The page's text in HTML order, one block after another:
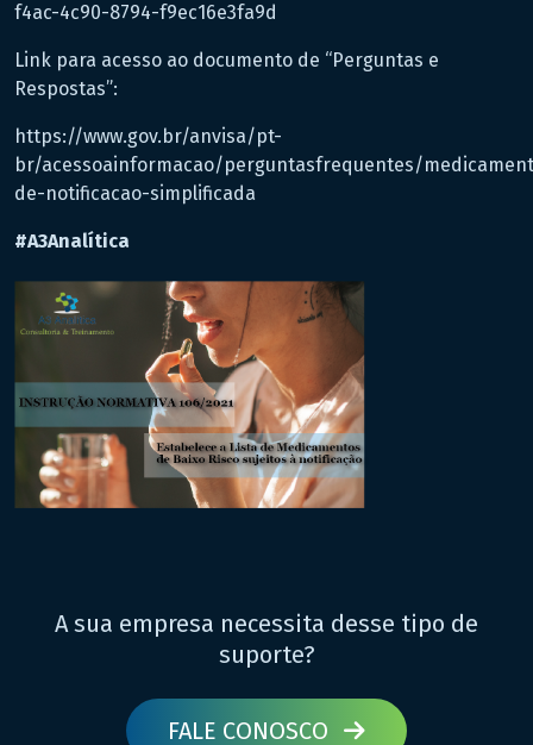
f4ac-4c90-8794-f9ec16e3fa9d
Link para acesso ao documento de “Perguntas e
Respostas”:
https://www.gov.br/anvisa/pt-
br/acessoainformacao/perguntasfrequentes/
de-notificacao-simplificada
#A3Analítica
A sua empresa necessita desse tipo de
suporte?
FALE CONOSCO